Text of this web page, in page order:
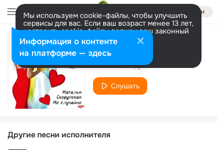
Войти
Мы используем cookie-файлы, чтобы улучшить
сервисы для вас. Если ваш возраст менее 13 лет,
настроить cookie-файлы должен ваш законный
представитель. Больше информации
Разрешить все Настроить
Не случайно
Наталья Скорупская
Слушать
Другие песни исполнителя
Информация о контенте
на платформе — здесь